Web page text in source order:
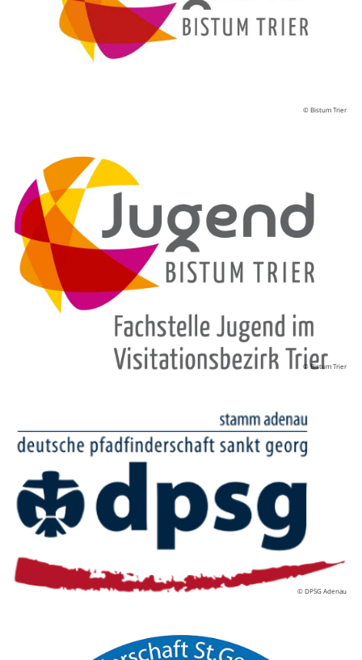
© Bistum Trier
© Bistum Trier
© DPSG Adenau